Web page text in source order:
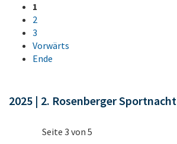
1
2
3
Vorwärts
Ende
2025 | 2. Rosenberger Sportnacht
Seite 3 von 5